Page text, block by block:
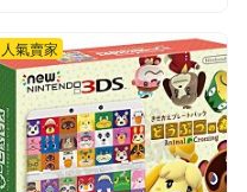
人氣賣家